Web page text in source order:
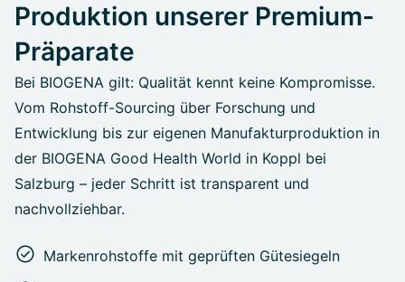
Produktion unserer Premium-
Präparate
Bei BIOGENA gilt: Qualität kennt keine Kompromisse.
Vom Rohstoff-Sourcing über Forschung und
Entwicklung bis zur eigenen Manufakturproduktion in
der BIOGENA Good Health World in Koppl bei
Salzburg – jeder Schritt ist transparent und
nachvollziehbar.
Markenrohstoffe mit geprüften Gütesiegeln